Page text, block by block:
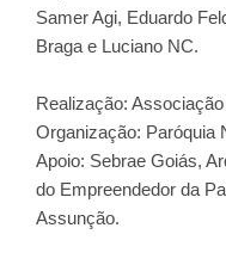
Samer Agi, Eduardo
Braga e Luciano NC.
Realização:
Organização: Paróquia
Apoio: Sebrae Goiás,
do Empreendedor da
Assunção.